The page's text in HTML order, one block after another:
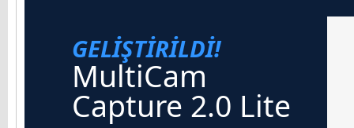
GELİŞTİRİLDİ!
MultiCam
Capture 2.0 Lite